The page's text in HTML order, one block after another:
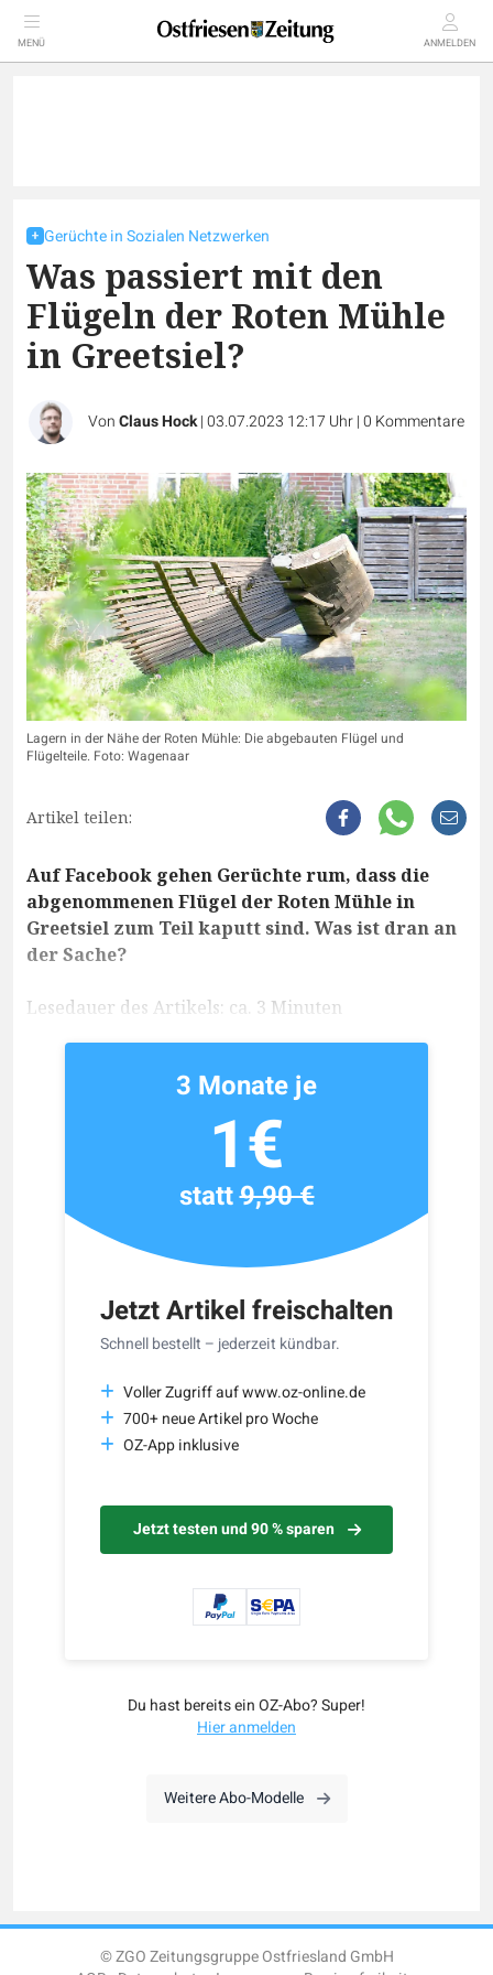
MENÜ ANMELDEN
Gerüchte in Sozialen Netzwerken
Was passiert mit den
Flügeln der Roten Mühle
in Greetsiel?
VonClaus Hock|03.07.2023 12:17 Uhr|0 Kommentare
Lagern in der Nähe der Roten Mühle: Die abgebauten Flügel und
Flügelteile. Foto: Wagenaar
Artikel teilen:
Auf Facebook gehen Gerüchte rum, dass die
abgenommenen Flügel der Roten Mühle in
Greetsiel zum Teil kaputt sind. Was ist dran an
der Sache?
Lesedauer des Artikels: ca. 3 Minuten
Jetzt Artikel freischalten
Schnell bestellt – jederzeit kündbar.
Voller Zugriff auf www.oz-online.de
700+ neue Artikel pro Woche
OZ-App inklusive
Jetzt testen und 90 % sparen
3 Monate je
1€
statt9,90 €
Du hast bereits ein OZ-Abo? Super!
Hier anmelden
Weitere Abo-Modelle
© ZGO Zeitungsgruppe Ostfriesland GmbH